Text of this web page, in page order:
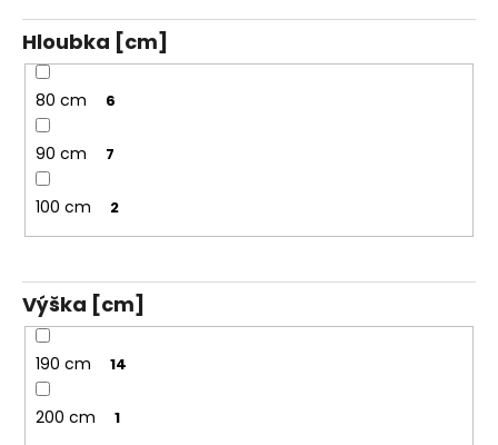
Hloubka [cm]
80 cm 6
90 cm 7
100 cm 2
Výška [cm]
190 cm 14
200 cm 1